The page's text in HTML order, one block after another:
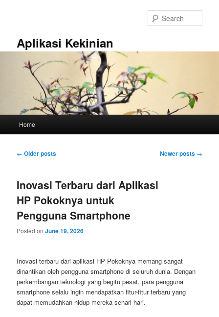
Aplikasi Kekinian
Home
Post
← Older posts Newer posts →
Inovasi Terbaru dari Aplikasi
HP Pokoknya untuk
Pengguna Smartphone
Posted onJune 19, 2026
Inovasi terbaru dari aplikasi HP Pokoknya memang sangat
dinantikan oleh pengguna smartphone di seluruh dunia. Dengan
perkembangan teknologi yang begitu pesat, para pengguna
smartphone selalu ingin mendapatkan fitur-fitur terbaru yang
dapat memudahkan hidup mereka sehari-hari.